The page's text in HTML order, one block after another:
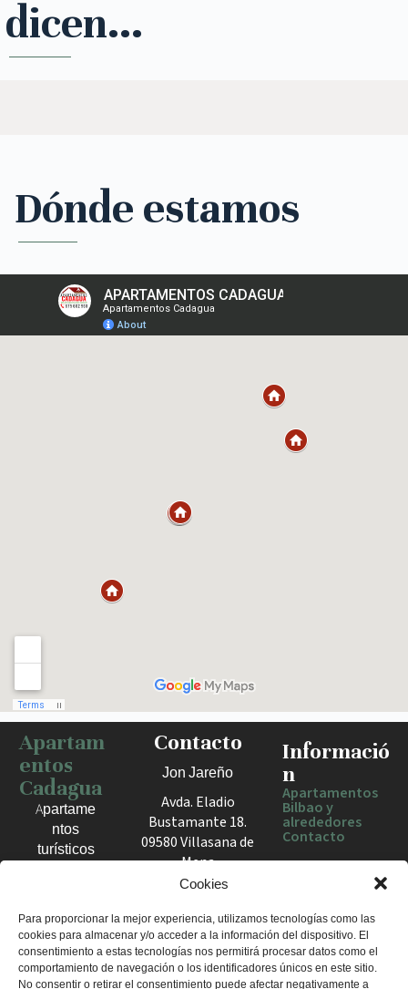
Cookies
Para proporcionar la mejor experiencia, utilizamos tecnologías como las
cookies para almacenar y/o acceder a la información del dispositivo. El
consentimiento a estas tecnologías nos permitirá procesar datos como el
comportamiento de navegación o los identificadores únicos en este sitio.
No consentir o retirar el consentimiento puede afectar negativamente a
dicen...
Dónde estamos
Haz clic para activar el mapa
Apartam
entos
Cadagua
Apartame
ntos
turísticos
el Valle
de Mena.
Estancias
cómodas
Contacto
Jon Jareño
Avda. Eladio
Bustamante 18.
09580 Villasana de
Mena
España
+34 675 602
960
apartamentosc
Informació
n
Apartamentos
Bilbao y
alrededores
Contacto